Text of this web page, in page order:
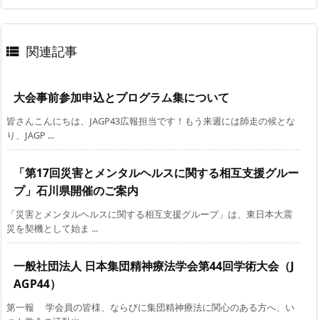
 関連記事
大会事前参加申込とプログラム集について
皆さんこんにちは、JAGP43広報担当です！もう来週には師走の候とな
り、JAGP ...
「第17回災害とメンタルヘルスに関する相互支援グルー
プ」石川県開催のご案内
「災害とメンタルヘルスに関する相互支援グループ」は、東日本大震
災を契機として始ま ...
一般社団法人 日本集団精神療法学会第44回学術大会（J
AGP44）
第一報 学会員の皆様、ならびに集団精神療法に関心のある方へ、い